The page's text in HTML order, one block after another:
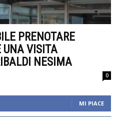
PRENOTARE
UNA VISITA
NESIMA
0
MI PIACE